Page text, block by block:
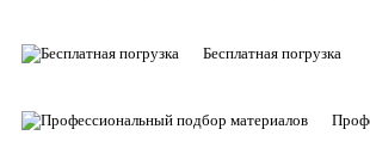
Бесплатная погрузка